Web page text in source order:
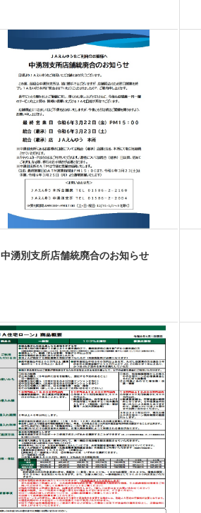
中湧別支所店舗統廃合のお知らせ